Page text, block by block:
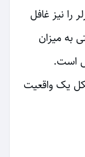
را نیز غافل
به میزان
است.
یک واقعیت